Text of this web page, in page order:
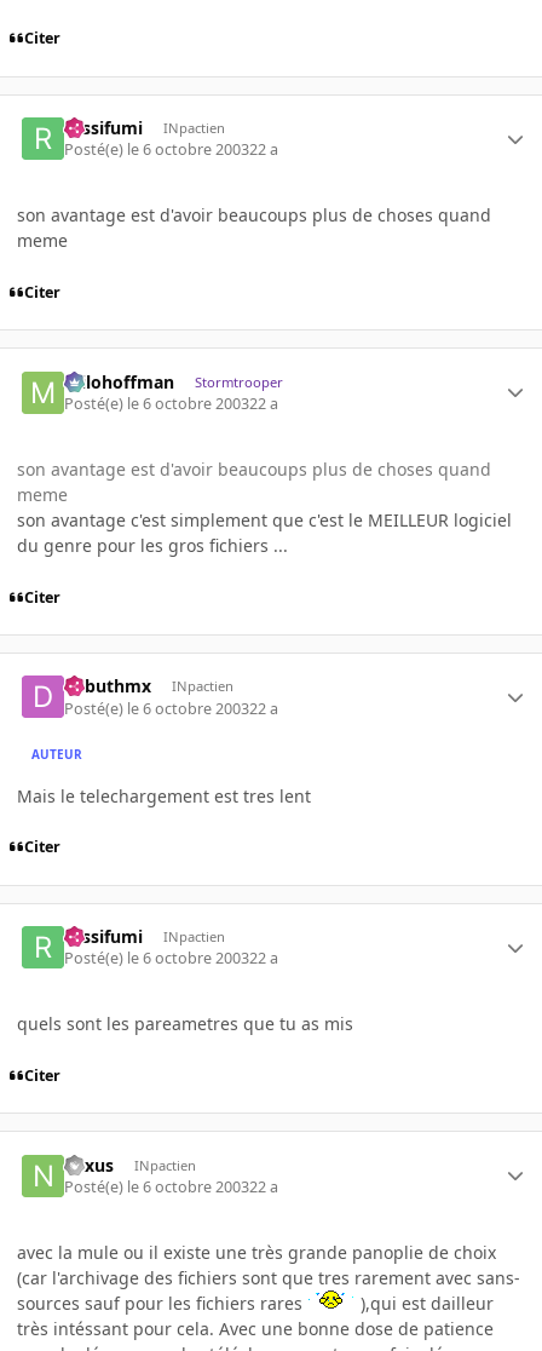
Citer
rossifumi INpactien
Posté(e) le 6 octobre 200322 a
son avantage est d'avoir beaucoups plus de choses quand
meme
Citer
milohoffman Stormtrooper
Posté(e) le 6 octobre 200322 a
son avantage est d'avoir beaucoups plus de choses quand
meme
son avantage c'est simplement que c'est le MEILLEUR logiciel
du genre pour les gros fichiers ...
Citer
debuthmx INpactien
Posté(e) le 6 octobre 200322 a
AUTEUR
Mais le telechargement est tres lent
Citer
rossifumi INpactien
Posté(e) le 6 octobre 200322 a
quels sont les pareametres que tu as mis
Citer
nexus INpactien
Posté(e) le 6 octobre 200322 a
avec la mule ou il existe une très grande panoplie de choix
(car l'archivage des fichiers sont que tres rarement avec sans-
sources sauf pour les fichiers rares
),qui est dailleur
très intéssant pour cela. Avec une bonne dose de patience